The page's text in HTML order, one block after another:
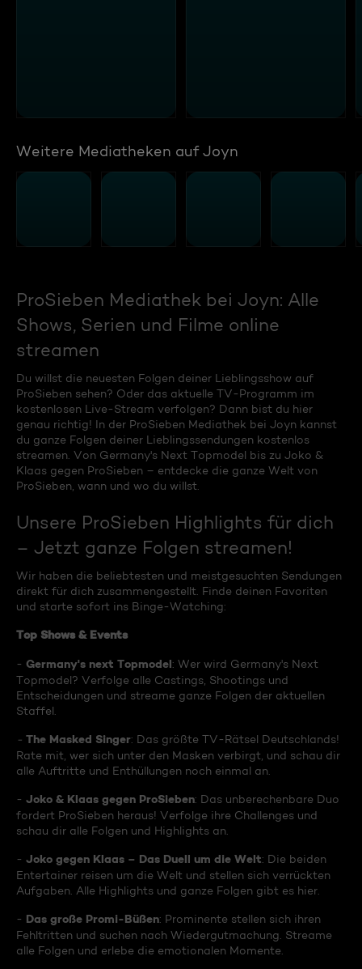
Weitere Mediatheken auf Joyn
ProSieben Mediathek bei Joyn: Alle
Shows, Serien und Filme online
streamen
Du willst die neuesten Folgen deiner Lieblingsshow auf
ProSieben sehen? Oder das aktuelle TV-Programm im
kostenlosen Live-Stream verfolgen? Dann bist du hier
genau richtig! In der ProSieben Mediathek bei Joyn kannst
du ganze Folgen deiner Lieblingssendungen kostenlos
streamen. Von Germany's Next Topmodel bis zu Joko &
Klaas gegen ProSieben – entdecke die ganze Welt von
ProSieben, wann und wo du willst.
Unsere ProSieben Highlights für dich
– Jetzt ganze Folgen streamen!
Wir haben die beliebtesten und meistgesuchten Sendungen
direkt für dich zusammengestellt. Finde deinen Favoriten
und starte sofort ins Binge-Watching:
Top Shows & Events
- Germany's next Topmodel: Wer wird Germany's Next
Topmodel? Verfolge alle Castings, Shootings und
Entscheidungen und streame ganze Folgen der aktuellen
Staffel.
- The Masked Singer: Das größte TV-Rätsel Deutschlands!
Rate mit, wer sich unter den Masken verbirgt, und schau dir
alle Auftritte und Enthüllungen noch einmal an.
- Joko & Klaas gegen ProSieben: Das unberechenbare Duo
fordert ProSieben heraus! Verfolge ihre Challenges und
schau dir alle Folgen und Highlights an.
- Joko gegen Klaas – Das Duell um die Welt: Die beiden
Entertainer reisen um die Welt und stellen sich verrückten
Aufgaben. Alle Highlights und ganze Folgen gibt es hier.
- Das große Promi-Büßen: Prominente stellen sich ihren
Fehltritten und suchen nach Wiedergutmachung. Streame
alle Folgen und erlebe die emotionalen Momente.